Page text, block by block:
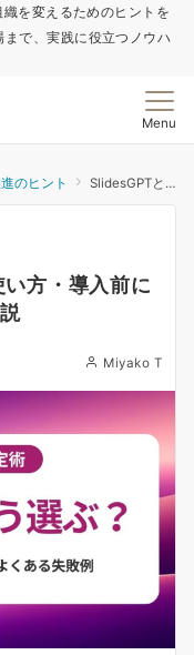
を変えるためのヒントを
で、実践に役立つノウハ
Menu
のヒント SlidesGPTとは？仕組み・使い方・導入前に知っておくべきポイントを解説
方・導入前に
Miyako T